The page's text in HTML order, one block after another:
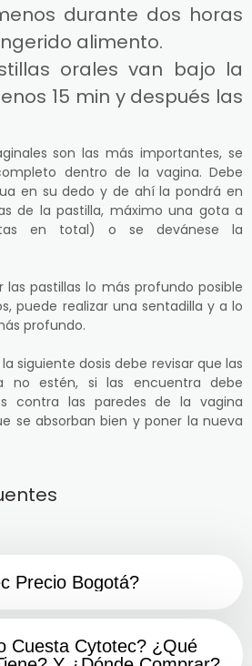
durante dos horas
alimento.
orales van bajo la
15 min y después las
son las más importantes, se
dentro de la vagina. Debe
en su dedo y de ahí la pondrá en
de la pastilla, máximo una gota a
en total) o se devánese la
las pastillas lo más profundo posible
puede realizar una sentadilla y a lo
profundo.
siguiente dosis debe revisar que las
no estén, si las encuentra debe
contra las paredes de la vagina
se absorban bien y poner la nueva
Precio Bogotá?
Cuesta Cytotec? ¿Qué